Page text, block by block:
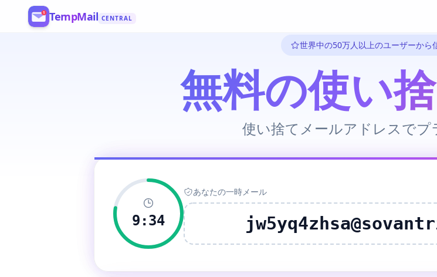
TempMail CENTRAL
世界中の50万人以上のユーザーから
無料の使い
使い捨てメールアドレスでプ
9:33
あなたの一時メール